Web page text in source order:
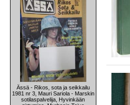
Ässä - Rikos, sota ja seikkailu
1981 nr 3, Mauri Sariola - Marskin
sotilaspalvelija, Hyvinkään